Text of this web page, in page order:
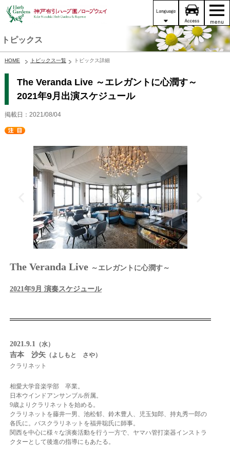
トピックス
HOME トピックス一覧 トピックス詳細
The Veranda Live ～エレガントに心潤す～
2021年9月出演スケジュール
掲載日：2021/08/04
The Veranda Live ～エレガントに心潤す～
2021年9月 演奏スケジュール
2021.9.1（水）
吉本 沙矢（よしもと さや）
クラリネット
相愛大学音楽学部 卒業。
日本ウインドアンサンブル所属。
9歳よりクラリネットを始める。
クラリネットを藤井一男、池松郁、鈴木豊人、児玉知郎、持丸秀一郎の
各氏に。バスクラリネットを福井聡氏に師事。
関西を中心に様々な演奏活動を行う一方で、ヤマハ管打楽器インストラ
クターとして後進の指導にもあたる。